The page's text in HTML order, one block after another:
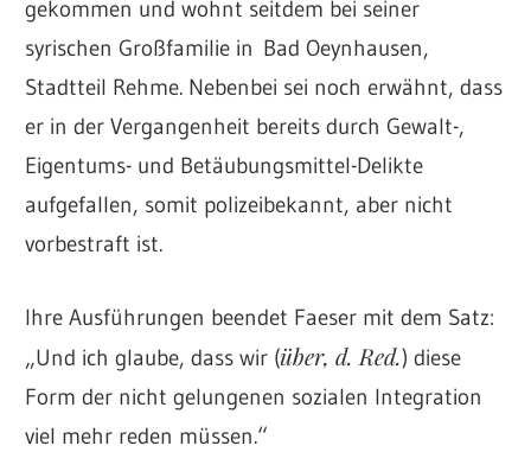
gekommen und wohnt seitdem bei seiner
syrischen Großfamilie in Bad Oeynhausen,
Stadtteil Rehme. Nebenbei sei noch erwähnt, dass
er in der Vergangenheit bereits durch Gewalt-,
Eigentums- und Betäubungsmittel-Delikte
aufgefallen, somit polizeibekannt, aber nicht
vorbestraft ist.
Ihre Ausführungen beendet Faeser mit dem Satz:
„Und ich glaube, dass wir (über, d. Red.) diese
Form der nicht gelungenen sozialen Integration
viel mehr reden müssen.“